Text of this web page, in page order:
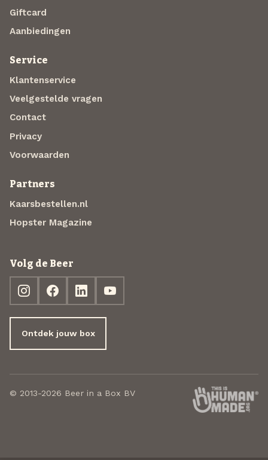
Giftcard
Aanbiedingen
Service
Klantenservice
Veelgestelde vragen
Contact
Privacy
Voorwaarden
Partners
Kaarsbestellen.nl
Hopster Magazine
Volg de Beer
Ontdek jouw box
© 2013-2026 Beer in a Box BV